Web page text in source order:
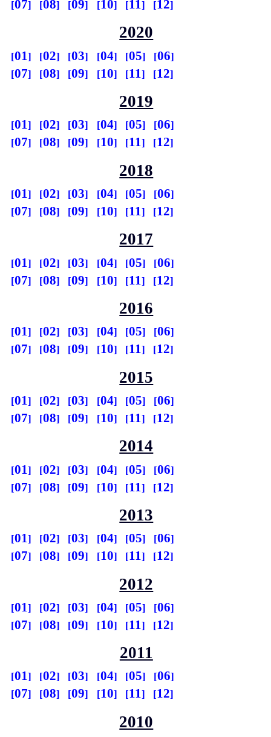
07 08 09 10 11 12
2020
01 02 03 04 05
06
07
08 09 10 11 12
2019
01 02 03 04 05
06
07
08 09 10 11 12
2018
01 02 03 04 05
06
07
08 09 10 11 12
2017
01 02 03 04 05
06
07
08 09 10 11 12
2016
01 02 03 04 05
06
07
08 09 10 11 12
2015
01 02 03 04 05
06
07
08 09 10 11 12
2014
01 02 03 04 05
06
07
08 09 10 11 12
2013
01 02 03 04 05
06
07
08 09 10 11 12
2012
01 02 03 04 05
06
07
08 09 10 11 12
2011
01 02 03 04 05
06
07
08 09 10 11 12
2010